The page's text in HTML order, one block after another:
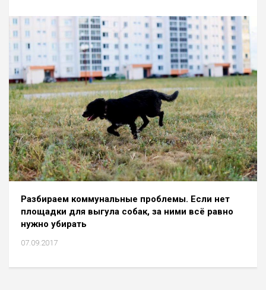
Разбираем коммунальные проблемы. Если нет
площадки для выгула собак, за ними всё равно
нужно убирать
07.09.2017